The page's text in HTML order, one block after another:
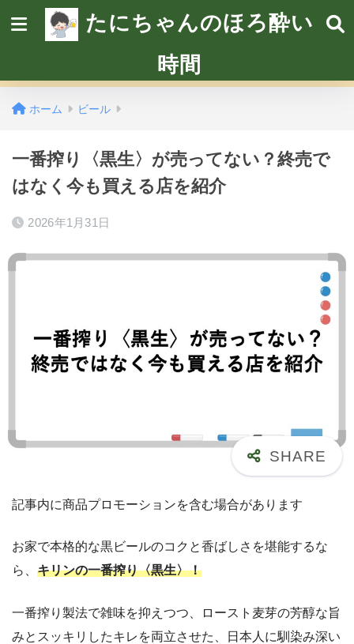
たにちゃんのほろ酔い
時間
ホーム ビール
一番搾り〈黒生〉が売ってない？終売で
はなく今も買える店を紹介
2026年1月31日
記事内に商品プロモーションを含む場合があります
お家で本格的な黒ビールのコクと香ばしさを堪能するな
ら、 キリンの一番搾り〈黒生〉！
一番搾り製法で雑味を抑えつつ、ロースト麦芽の芳醇な旨
みとスッキリしたキレを両立させた、日本人に馴染み深い